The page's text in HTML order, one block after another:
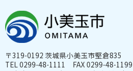
〒319-0192 茨城県小美玉市堅倉835
TEL 0299-48-1111 FAX 0299-48-1199